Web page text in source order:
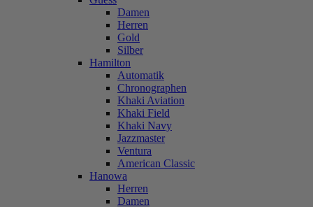
Damen
Herren
Gold
Silber
Hamilton
Automatik
Chronographen
Khaki Aviation
Khaki Field
Khaki Navy
Jazzmaster
Ventura
American Classic
Hanowa
Herren
Damen